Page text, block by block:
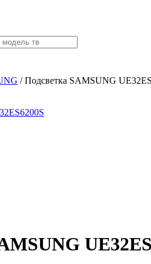
/Подсветка SAMSUNG